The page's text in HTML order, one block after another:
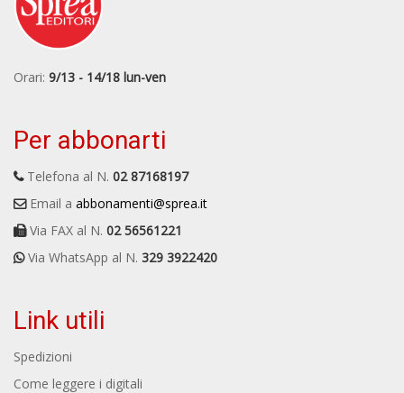
Orari: 9/13 - 14/18 lun-ven
Per abbonarti
Telefona al N. 02 87168197
Email a abbonamenti@sprea.it
Via FAX al N. 02 56561221
Via WhatsApp al N. 329 3922420
Link utili
Spedizioni
Come leggere i digitali